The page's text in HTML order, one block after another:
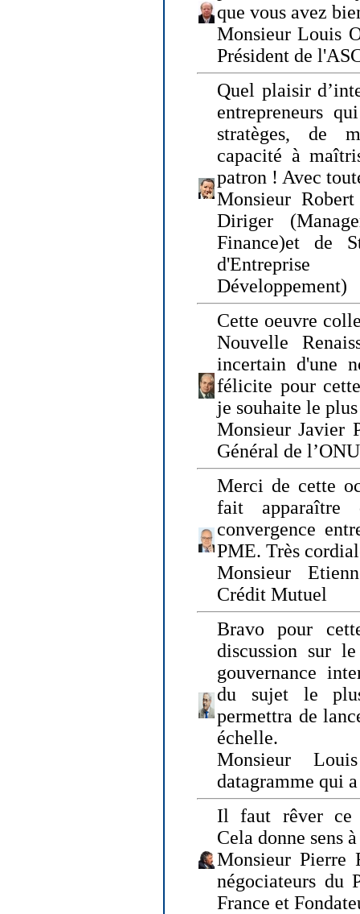
que vous avez
Monsieur Louis
Président de
Quel plaisir
entrepreneurs
stratèges, de
capacité à
patron ! Avec
Monsieur
Diriger
Finance)et de
Développement)
Cette oeuvre
Nouvelle
incertain d'une
félicite pour
je souhaite le
Monsieur Javier
Général de
Merci de cette
fait apparaître
convergence
PME. Très
Monsieur
Crédit Mutuel
Bravo pour
discussion sur
gouvernance
du sujet le
permettra de
échelle.
Monsieur
datagramme qui
Il faut rêver ce
Cela donne sens
Monsieur Pierre
négociateurs du
France et